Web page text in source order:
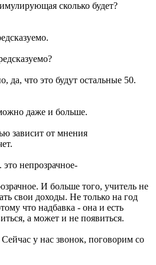
сколько будет?
что это будут остальные 50.
даже и больше.
зависит от мнения
непрозрачное-
И больше того, учитель не
свои доходы. Не только на год
что надбавка - она и есть
а может и не появиться.
у нас звонок, поговорим со